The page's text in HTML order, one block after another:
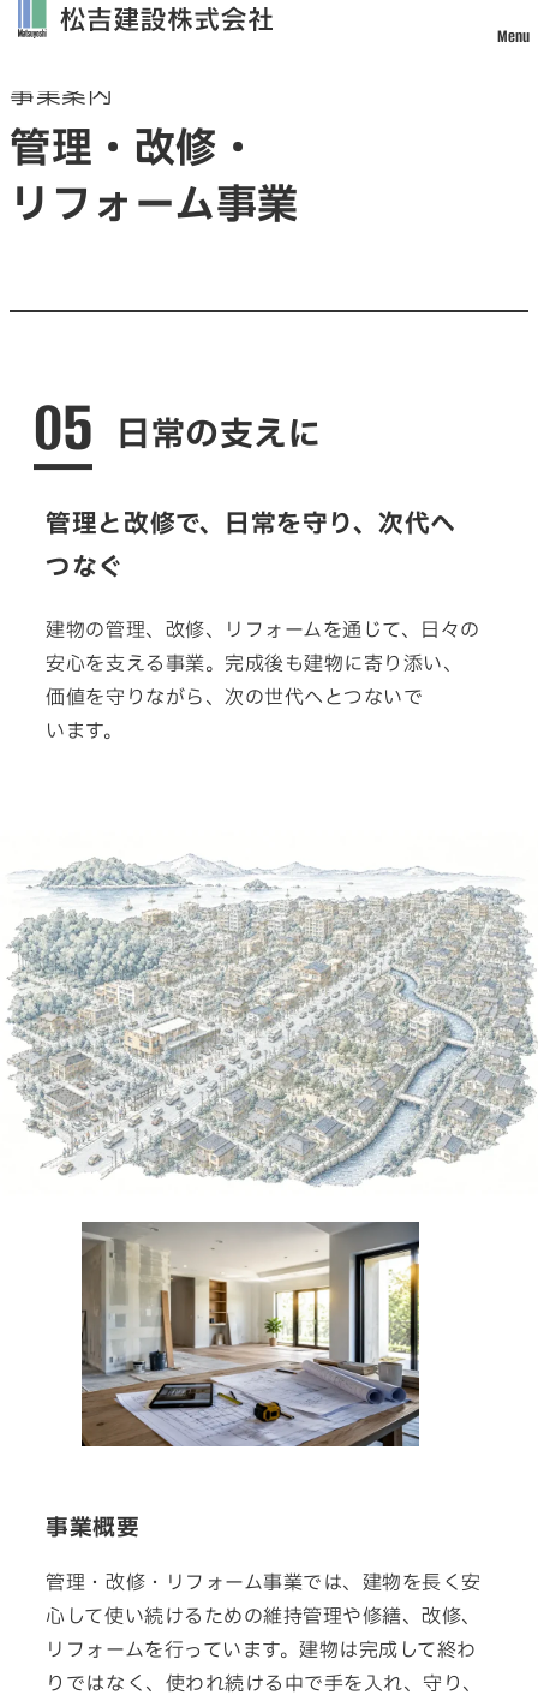
Menu
トップ
松吉建設について
事業案内
不動産事業
施工実績
採用情報
社員インタビュー
数字から見える松吉建設
福利厚生
インフォメーション
お問い合わせ
サイトマップ
TEL.092-323-3960
受付／8:30〜17:00 (土・日・祝休み)
SNS
matsuyoshi.official
松吉建設株式会社
つむぎの家
matsuyoshi_kensetsu
つむぎの家
matsuyoshikensetsu
松吉建設株式会社
事業案内
管理・改修・
リフォーム事業
05 日常の支えに
管理と改修で、日常を守り、次代へ
つなぐ
建物の管理、改修、リフォームを通じて、日々の
安心を支える事業。完成後も建物に寄り添い、
価値を守りながら、次の世代へとつないで
います。
事業概要
管理・改修・リフォーム事業では、建物を長く安
心して使い続けるための維持管理や修繕、改修、
リフォームを行っています。建物は完成して終わ
りではなく、 使われ続ける中で手を入れ、 守り、